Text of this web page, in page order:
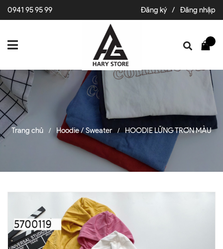
0941 95 95 99 Đăng ký / Đăng nhập
Trang chủ / Hoodie / Sweater / HOODIE LỮNG TRƠN MÀU